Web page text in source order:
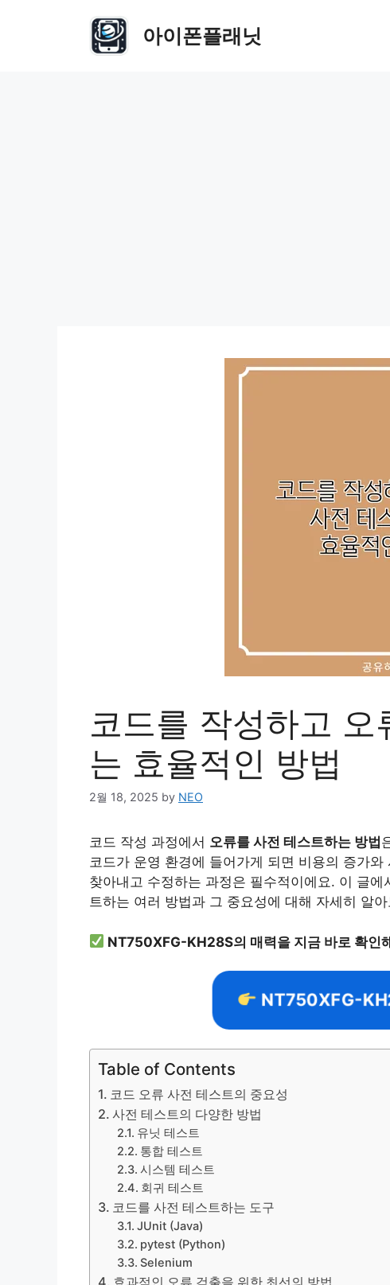
아이폰플래닛
코드를 작성하고
는 효율적인 방법
2월 18, 2025 by NEO
코드 작성 과정에서 오류를 사전 테스트하는 방법
코드가 운영 환경에 들어가게 되면 비용의 증가
찾아내고 수정하는 과정은 필수적이에요. 이 글
트하는 여러 방법과 그 중요성에 대해 자세히 알
NT750XFG-KH28S의 매력을 지금 바로 확인
NT750XFG-
Table of Contents
코드 오류 사전 테스트의 중요성
사전 테스트의 다양한 방법
유닛 테스트
통합 테스트
시스템 테스트
회귀 테스트
코드를 사전 테스트하는 도구
JUnit (Java)
pytest (Python)
Selenium
효과적인 오류 검출을 위한 최선의 방법